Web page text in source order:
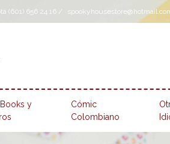
(601) 656 24 16 /
y
Cómic
Colombiano